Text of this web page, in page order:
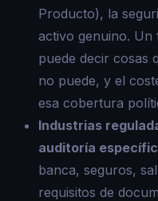
Producto), la
activo genuino.
puede decir cosas
no puede, y el
esa cobertura
Industrias
auditoría
banca, seguros,
requisitos de